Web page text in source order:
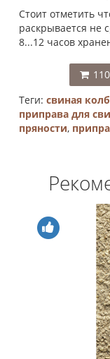
Стоит отметить
раскрывается не
8...12 часов
Теги: свиная
приправа для
пряности,